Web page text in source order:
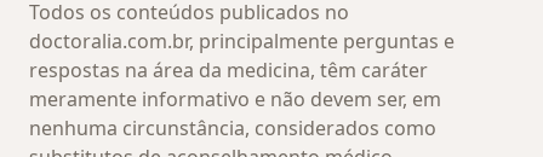
Todos os conteúdos publicados no
doctoralia.com.br, principalmente perguntas e
respostas na área da medicina, têm caráter
meramente informativo e não devem ser, em
nenhuma circunstância, considerados como